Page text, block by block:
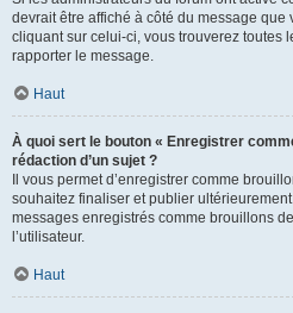
devrait être affiché à côté du message que
cliquant sur celui-ci, vous trouverez toutes
rapporter le message.
Haut
À quoi sert le bouton « Enregistrer
rédaction d’un sujet ?
Il vous permet d’enregistrer comme
souhaitez finaliser et publier
messages enregistrés comme brouillons
l’utilisateur.
Haut